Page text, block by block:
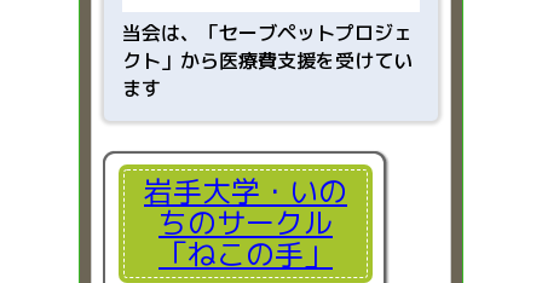
当会は、「セーブペットプロジェ
クト」から医療費支援を受けてい
ます
岩手大学・いの
ちのサークル
「ねこの手」